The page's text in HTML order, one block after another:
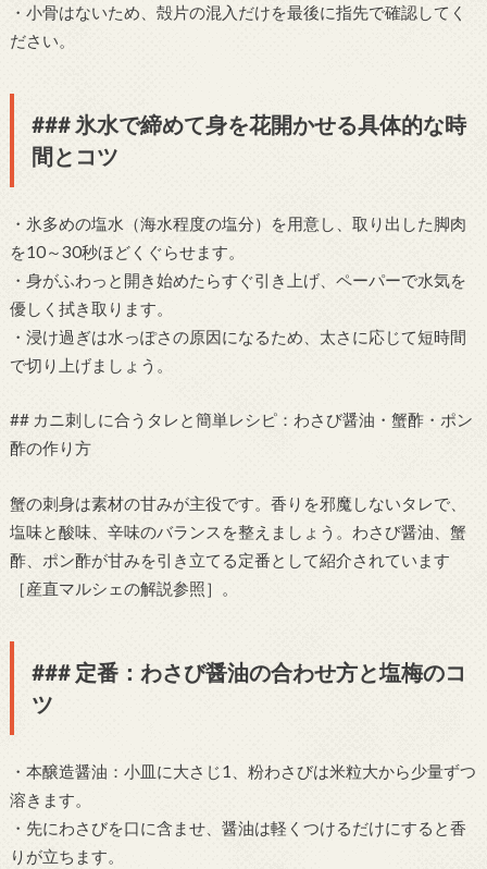
・小骨はないため、殻片の混入だけを最後に指先で確認してく
ださい。
### 氷水で締めて身を花開かせる具体的な時
間とコツ
・氷多めの塩水（海水程度の塩分）を用意し、取り出した脚肉
を10～30秒ほどくぐらせます。
・身がふわっと開き始めたらすぐ引き上げ、ペーパーで水気を
優しく拭き取ります。
・浸け過ぎは水っぽさの原因になるため、太さに応じて短時間
で切り上げましょう。
## カニ刺しに合うタレと簡単レシピ：わさび醤油・蟹酢・ポン
酢の作り方
蟹の刺身は素材の甘みが主役です。香りを邪魔しないタレで、
塩味と酸味、辛味のバランスを整えましょう。わさび醤油、蟹
酢、ポン酢が甘みを引き立てる定番として紹介されています
［産直マルシェの解説参照］。
### 定番：わさび醤油の合わせ方と塩梅のコ
ツ
・本醸造醤油：小皿に大さじ1、粉わさびは米粒大から少量ずつ
溶きます。
・先にわさびを口に含ませ、醤油は軽くつけるだけにすると香
りが立ちます。